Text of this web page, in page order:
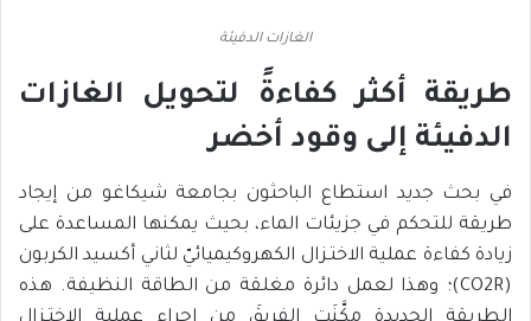
الغازات الدفيئة
طريقة أكثر كفاءةً لتحويل الغازات
الدفيئة إلى وقود أخضر
في بحث جديد استطاع الباحثون بجامعة شيكاغو من إيجاد
طريقة للتحكم في جزيئات الماء، بحيث يمكنها المساعدة على
زيادة كفاءة عملية الاختـزال الكهروكيميائيّ لثاني أكسيد الكربون
(CO2R)؛ وهذا لعمل دائرة مغلقة من الطاقة النظيفة. هذه